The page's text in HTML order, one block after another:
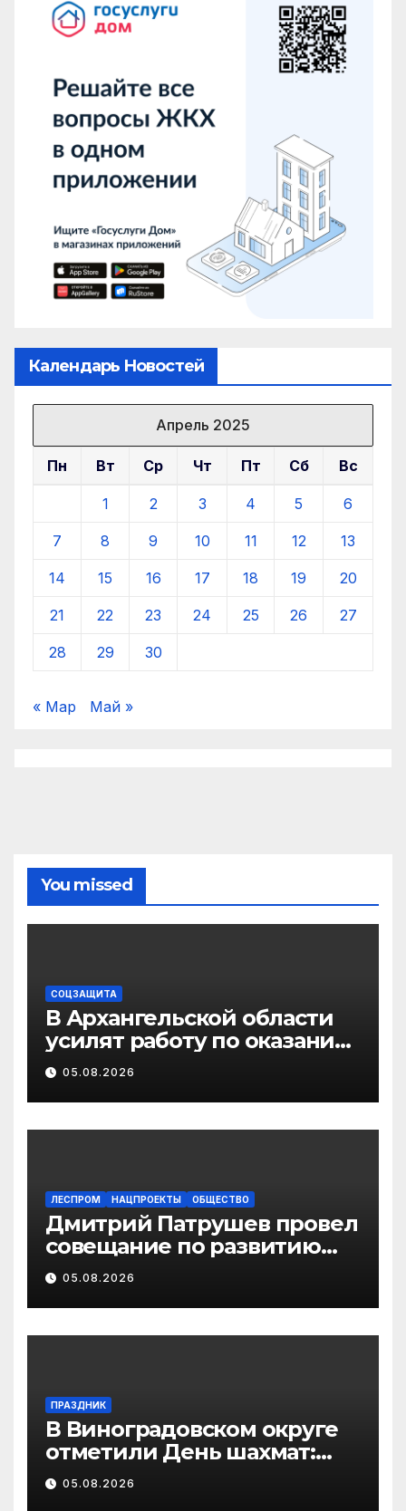
Календарь Новостей
Апрель 2025
Пн Вт Ср Чт Пт Сб Вс
1 2 3 4 5 6
7 8 9 10 11 12 13
14 15 16 17 18 19 20
21 22 23 24 25 26 27
28 29 30
« Мар Май »
You missed
СОЦЗАЩИТА
В Архангельской области
усилят работу по оказанию
бесплатной юридической
помощи ветеранам СВО и
их семьям
05.08.2026
ЛЕСПРОМ НАЦПРОЕКТЫ ОБЩЕСТВО
Дмитрий Патрушев провел
совещание по развитию
экологического туризма на
особо охраняемых
природных территориях
05.08.2026
ПРАЗДНИК
В Виноградовском округе
отметили День шахмат:
игры, турниры и идея
нового клуба
05.08.2026